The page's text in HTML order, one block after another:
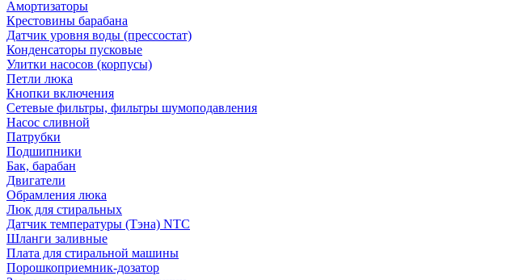
Амортизаторы
Крестовины барабана
Датчик уровня воды (прессостат)
Конденсаторы пусковые
Улитки насосов (корпусы)
Петли люка
Кнопки включения
Сетевые фильтры, фильтры шумоподавления
Насос сливной
Патрубки
Подшипники
Бак, барабан
Двигатели
Обрамления люка
Люк для стиральных
Датчик температуры (Тэна) NTC
Шланги заливные
Плата для стиральной машины
Порошкоприемник-дозатор